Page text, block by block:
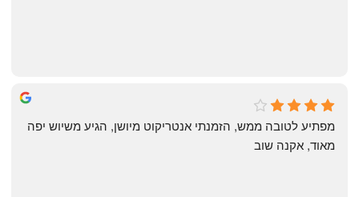
michal gottfried
4 months ago
מאוד, אקנה שוב